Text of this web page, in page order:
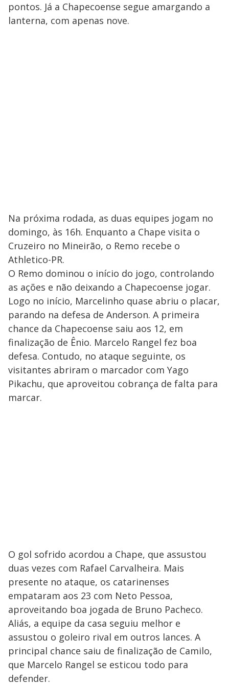
pontos. Já a Chapecoense segue amargando a
lanterna, com apenas nove.
Na próxima rodada, as duas equipes jogam no
domingo, às 16h. Enquanto a Chape visita o
Cruzeiro no Mineirão, o Remo recebe o
Athletico-PR.
O Remo dominou o início do jogo, controlando
as ações e não deixando a Chapecoense jogar.
Logo no início, Marcelinho quase abriu o placar,
parando na defesa de Anderson. A primeira
chance da Chapecoense saiu aos 12, em
finalização de Ênio. Marcelo Rangel fez boa
defesa. Contudo, no ataque seguinte, os
visitantes abriram o marcador com Yago
Pikachu, que aproveitou cobrança de falta para
marcar.
O gol sofrido acordou a Chape, que assustou
duas vezes com Rafael Carvalheira. Mais
presente no ataque, os catarinenses
empataram aos 23 com Neto Pessoa,
aproveitando boa jogada de Bruno Pacheco.
Aliás, a equipe da casa seguiu melhor e
assustou o goleiro rival em outros lances. A
principal chance saiu de finalização de Camilo,
que Marcelo Rangel se esticou todo para
defender.